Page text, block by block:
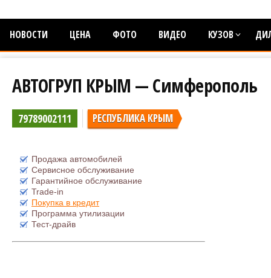
НОВОСТИ ЦЕНА ФОТО ВИДЕО КУЗОВ
АВТОГРУП КРЫМ — Симферополь
79789002111 РЕСПУБЛИКА КРЫМ
Продажа автомобилей
Сервисное обслуживание
Гарантийное обслуживание
Trade-in
Покупка в кредит
Программа утилизации
Тест-драйв